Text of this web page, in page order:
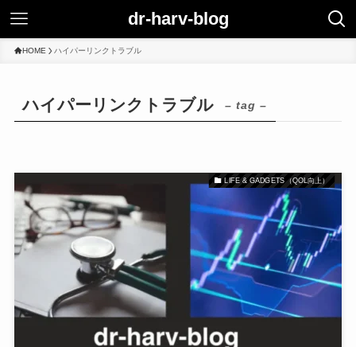
dr-harv-blog
HOME ハイパーリンクトラブル
ハイパーリンクトラブル – tag –
LIFE & GADGETS（QOL向上）